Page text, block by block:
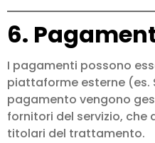
6.
I pagamenti possono
piattaforme esterne (es.
pagamento vengono
fornitori del servizio,
titolari del trattamento.